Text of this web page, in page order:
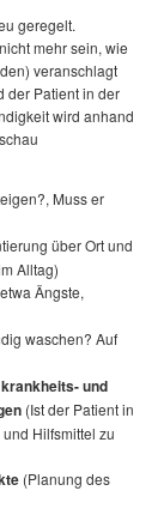
geregelt.
mehr sein, wie
veranschlagt
der Patient in der
wird anhand
Muss er
über Ort und
Alltag)
Ängste,
waschen? Auf
und
(Ist der Patient in
Hilfsmittel zu
(Planung des